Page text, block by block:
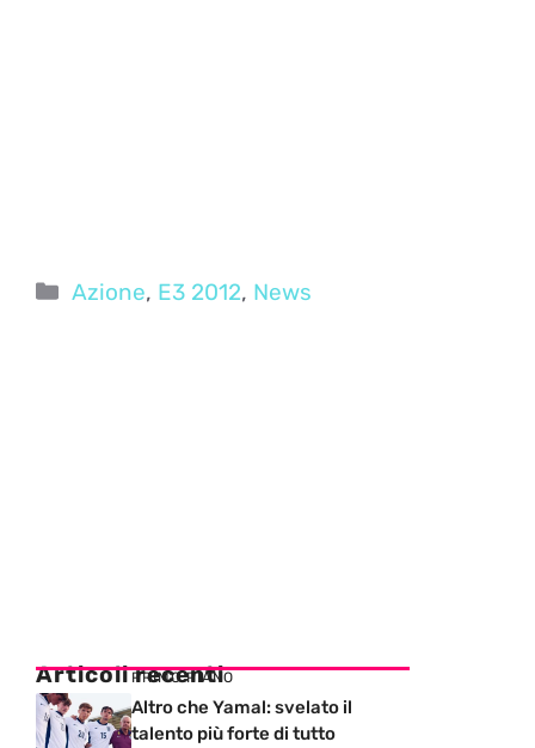
Categorie
Azione, E3 2012, News
Articoli recenti
PRIMO PIANO
Altro che Yamal: svelato il
talento più forte di tutto